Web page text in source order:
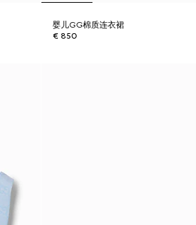
婴儿GG棉质连衣裙
€ 850